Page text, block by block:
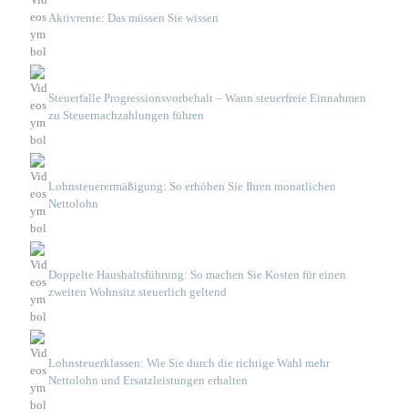
Aktivrente: Das müssen Sie wissen
Steuerfalle Progressionsvorbehalt – Wann steuerfreie Einnahmen
zu Steuernachzahlungen führen
Lohnsteuerermäßigung: So erhöhen Sie Ihren monatlichen
Nettolohn
Doppelte Haushaltsführung: So machen Sie Kosten für einen
zweiten Wohnsitz steuerlich geltend
Lohnsteuerklassen: Wie Sie durch die richtige Wahl mehr
Nettolohn und Ersatzleistungen erhalten